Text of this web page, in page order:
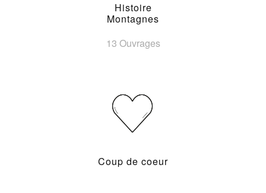
Histoire
Montagnes
13 Ouvrages
Coup de coeur